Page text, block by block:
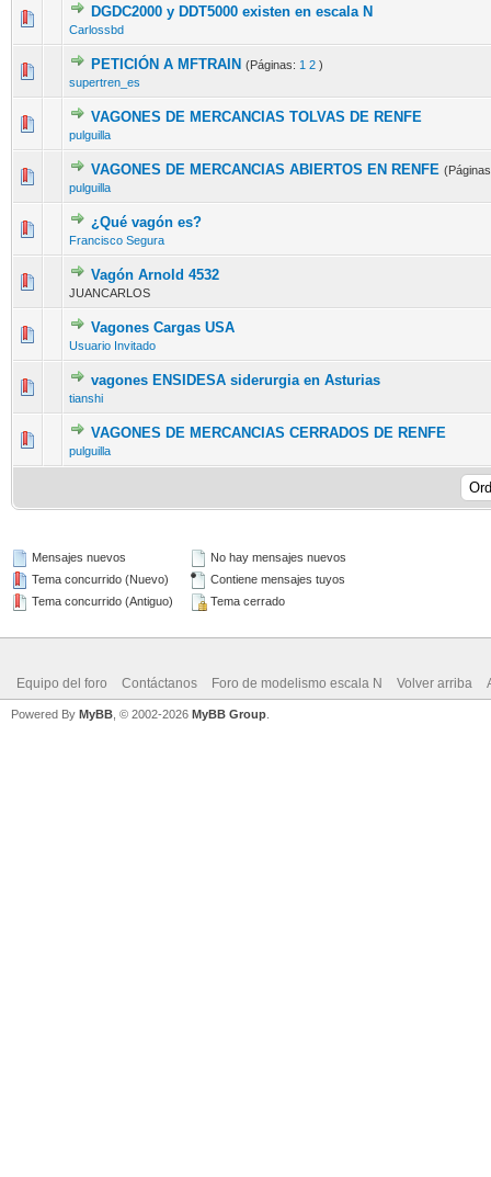
DGDC2000 y DDT5000 existen en escala N
Carlossbd
PETICIÓN A MFTRAIN (Páginas: 1 2 )
supertren_es
VAGONES DE MERCANCIAS TOLVAS DE RENFE
pulguilla
VAGONES DE MERCANCIAS ABIERTOS EN RENFE
pulguilla
¿Qué vagón es?
Francisco Segura
Vagón Arnold 4532
JUANCARLOS
Vagones Cargas USA
Usuario Invitado
vagones ENSIDESA siderurgia en Asturias
tianshi
VAGONES DE MERCANCIAS CERRADOS DE RENFE
pulguilla
Mensajes nuevos
Tema concurrido (Nuevo)
Tema concurrido (Antiguo)
No hay mensajes nuevos
Contiene mensajes tuyos
Tema cerrado
Equipo del foro Contáctanos Foro de modelismo escala N Volver arriba
Powered By MyBB , © 2002-2026 MyBB Group